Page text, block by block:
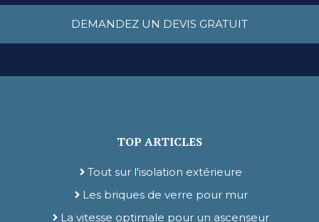
DEMANDEZ UN DEVIS GRATUIT
TOP ARTICLES
Tout sur l'isolation extérieure
Les briques de verre pour mur
La vitesse optimale pour un ascenseur